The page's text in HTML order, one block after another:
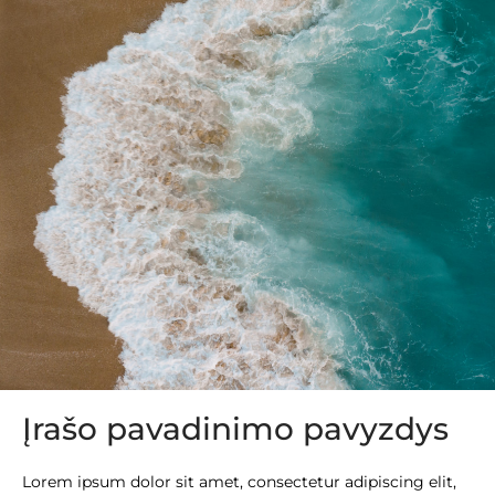
Įrašo pavadinimo pavyzdys
Lorem ipsum dolor sit amet, consectetur adipiscing elit,